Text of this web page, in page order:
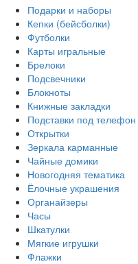
Подарки и наборы
Кепки (бейсболки)
Футболки
Карты игральные
Брелоки
Подсвечники
Блокноты
Книжные закладки
Подставки под телефон
Открытки
Зеркала карманные
Чайные домики
Новогодняя тематика
Ёлочные украшения
Органайзеры
Часы
Шкатулки
Мягкие игрушки
Флажки